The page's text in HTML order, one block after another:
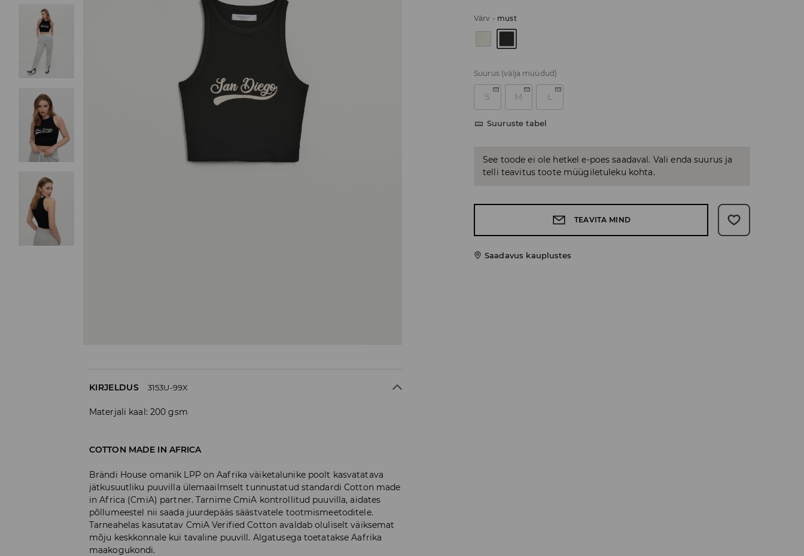
Värv - must
Suurus (välja müüdud)
S M L
Suuruste tabel
See toode ei ole hetkel e-poes saadaval. Vali enda suurus ja
telli teavitus toote müügiletuleku kohta.
TEAVITA MIND
Saadavus kauplustes
KIRJELDUS 3153U-99X
Materjali kaal: 200 gsm
COTTON MADE IN AFRICA
Brändi House omanik LPP on Aafrika väiketalunike poolt kasvatatava
jätkusuutliku puuvilla ülemaailmselt tunnustatud standardi Cotton made
in Africa (CmiA) partner. Tarnime CmiA kontrollitud puuvilla, aidates
põllumeestel nii saada juurdepääs säästvatele tootmismeetoditele.
Tarneahelas kasutatav CmiA Verified Cotton avaldab oluliselt väiksemat
mõju keskkonnale kui tavaline puuvill. Algatusega toetatakse Aafrika
maakogukondi.